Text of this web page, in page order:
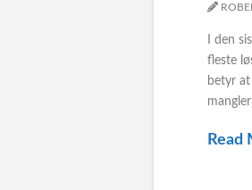
I den
fleste
betyr
Read